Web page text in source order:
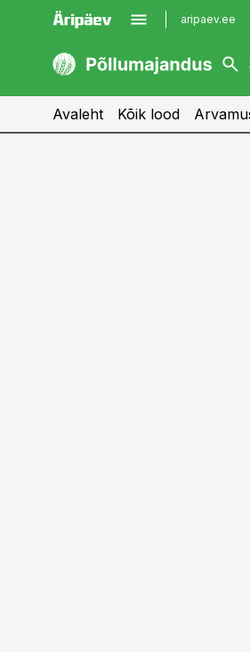
aripaev.ee
kaubandus.ee
kinnisvarauudised.ee
Avaleht Kõik lood